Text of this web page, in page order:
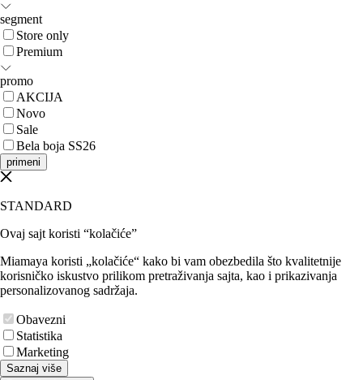
segment
Store only
Premium
promo
AKCIJA
Novo
Sale
Bela boja SS26
primeni
STANDARD
Ovaj sajt koristi “kolačiće”
Miamaya koristi „kolačiće“ kako bi vam obezbedila što kvalitetnije
korisničko iskustvo prilikom pretraživanja sajta, kao i prikazivanja
personalizovanog sadržaja.
Obavezni
Statistika
Marketing
Saznaj više